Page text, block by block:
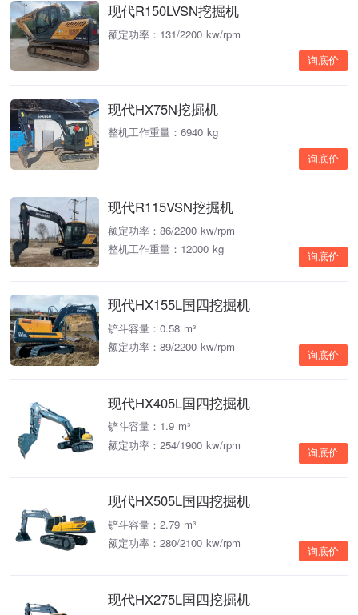
现代R150LVSN挖掘机
额定功率：131/2200 kw/rpm
询底价
现代HX75N挖掘机
整机工作重量：6940 kg
询底价
现代R115VSN挖掘机
额定功率：86/2200 kw/rpm
整机工作重量：12000 kg
询底价
现代HX155L国四挖掘机
铲斗容量：0.58 m³
额定功率：89/2200 kw/rpm
询底价
现代HX405L国四挖掘机
铲斗容量：1.9 m³
额定功率：254/1900 kw/rpm
询底价
现代HX505L国四挖掘机
铲斗容量：2.79 m³
额定功率：280/2100 kw/rpm
询底价
现代HX275L国四挖掘机